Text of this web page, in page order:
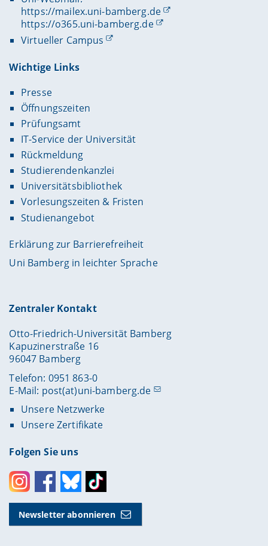
https://mailex.uni-bamberg.de
https://o365.uni-bamberg.de
Virtueller Campus
Wichtige Links
Presse
Öffnungszeiten
Prüfungsamt
IT-Service der Universität
Rückmeldung
Studierendenkanzlei
Universitätsbibliothek
Vorlesungszeiten & Fristen
Studienangebot
Erklärung zur Barrierefreiheit
Uni Bamberg in leichter Sprache
Zentraler Kontakt
Otto-Friedrich-Universität Bamberg
Kapuzinerstraße 16
96047 Bamberg
Telefon: 0951 863-0
E-Mail: post(at)uni-bamberg.de
Unsere Netzwerke
Unsere Zertifikate
Folgen Sie uns
InstagramFacebookBlueskyToktok
Newsletter abonnieren